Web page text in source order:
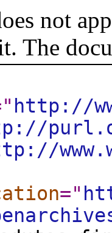
not
The
http://
="